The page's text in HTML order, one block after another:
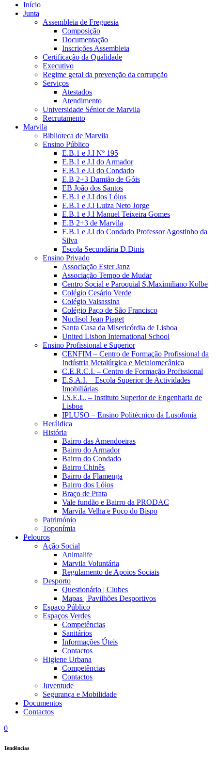
Início
Junta
Assembleia de Freguesia
Composição
Documentação
Inscrições Assembleia
Certificação da Qualidade
Executivo
Regime geral da prevenção da corrupção
Serviços
Atestados
Atendimento
Universidade Sénior de Marvila
Recrutamento
Marvila
Biblioteca de Marvila
Ensino Público
E.B.1 e J.I Nº 195
E.B.1 e J.I do Armador
E.B.1 e J.I do Condado
E.B 2+3 Damião de Góis
EB João dos Santos
E.B.1 e J.I dos Lóios
E.B.1 e J.I Luiza Neto Jorge
E.B.1 e J.I Manuel Teixeira Gomes
E.B 2+3 de Marvila
E.B.1 e J.I do Condado Professor Agostinho da
Silva
Escola Secundária D.Dinis
Ensino Privado
Associação Ester Janz
Associação Tempo de Mudar
Centro Social e Paroquial S.Maximiliano Kolbe
Colégio Cesário Verde
Colégio Valsassina
Colégio Paço de São Francisco
Nuclisol Jean Piaget
Santa Casa da Misericórdia de Lisboa
United Lisbon International School
Ensino Profissional e Superior
CENFIM – Centro de Formação Profissional da
Indústria Metalúrgica e Metalomecânica
C.E.R.C.I. – Centro de Formação Profissional
E.S.A.I. – Escola Superior de Actividades
Imobiliárias
I.S.E.L. – Instituto Superior de Engenharia de
Lisboa
IPLUSO – Ensino Politécnico da Lusofonia
Heráldica
História
Bairro das Amendoeiras
Bairro do Armador
Bairro do Condado
Bairro Chinês
Bairro da Flamenga
Bairro dos Lóios
Braço de Prata
Vale fundão e Bairro da PRODAC
Marvila Velha e Poço do Bispo
Património
Toponímia
Pelouros
Ação Social
Animalife
Marvila Voluntária
Regulamento de Apoios Sociais
Desporto
Questionário | Clubes
Mapas | Pavilhões Desportivos
Espaço Público
Espaços Verdes
Competências
Sanitários
Informações Úteis
Contactos
Higiene Urbana
Competências
Contactos
Juventude
Segurança e Mobilidade
Documentos
Contactos
0
Tendências